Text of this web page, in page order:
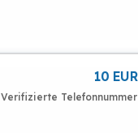
10 EUR
Verifizierte Telefonnummer